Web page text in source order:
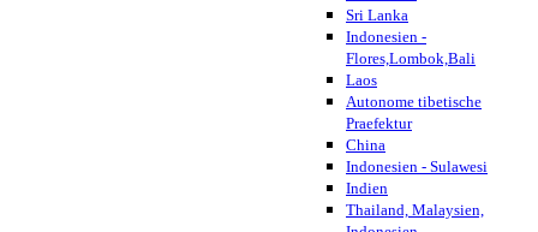
Sri Lanka
Indonesien -
Flores,Lombok,Bali
Laos
Autonome tibetische
Praefektur
China
Indonesien - Sulawesi
Indien
Thailand, Malaysien,